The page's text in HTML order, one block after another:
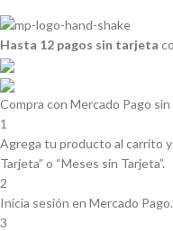
Hasta 12 pagos sin tarjeta
Compra con Mercado Pago
1
Agrega tu producto al carrito
Tarjeta” o “Meses sin Tarjeta”.
2
Inicia sesión en Mercado Pago.
3